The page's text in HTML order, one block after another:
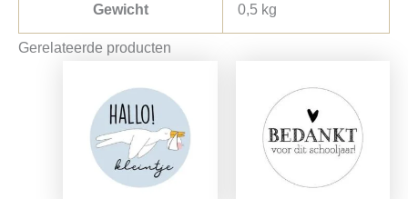
Gewicht 0,5 kg
Gerelateerde producten